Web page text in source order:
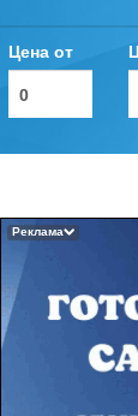
Цена от
Реклама